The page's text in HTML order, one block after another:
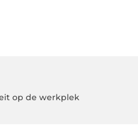
op de werkplek